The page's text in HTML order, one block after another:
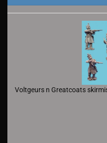
Voltgeurs n Greatcoats